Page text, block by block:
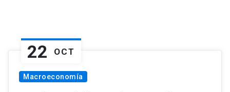
22 OCT
Macroeconomía